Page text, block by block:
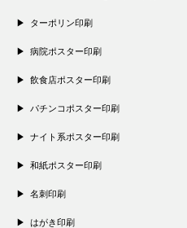
ターポリン印刷
病院ポスター印刷
飲食店ポスター印刷
パチンコポスター印刷
ナイト系ポスター印刷
和紙ポスター印刷
名刺印刷
はがき印刷